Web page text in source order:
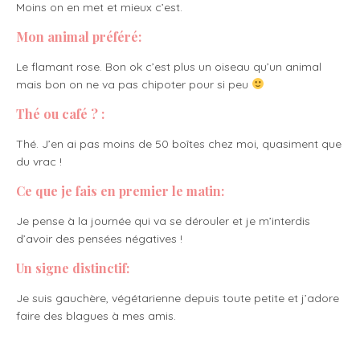
Moins on en met et mieux c’est.
Mon animal préféré:
Le flamant rose. Bon ok c’est plus un oiseau qu’un animal
mais bon on ne va pas chipoter pour si peu
Thé ou café ? :
Thé. J’en ai pas moins de 50 boîtes chez moi, quasiment que
du vrac !
Ce que je fais en premier le matin:
Je pense à la journée qui va se dérouler et je m’interdis
d’avoir des pensées négatives !
Un signe distinctif:
Je suis gauchère, végétarienne depuis toute petite et j’adore
faire des blagues à mes amis.